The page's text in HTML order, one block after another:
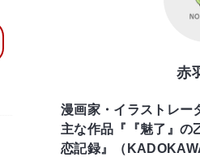
赤
漫画家・イラストレー
主な作品『『魅了』の
恋記録』（